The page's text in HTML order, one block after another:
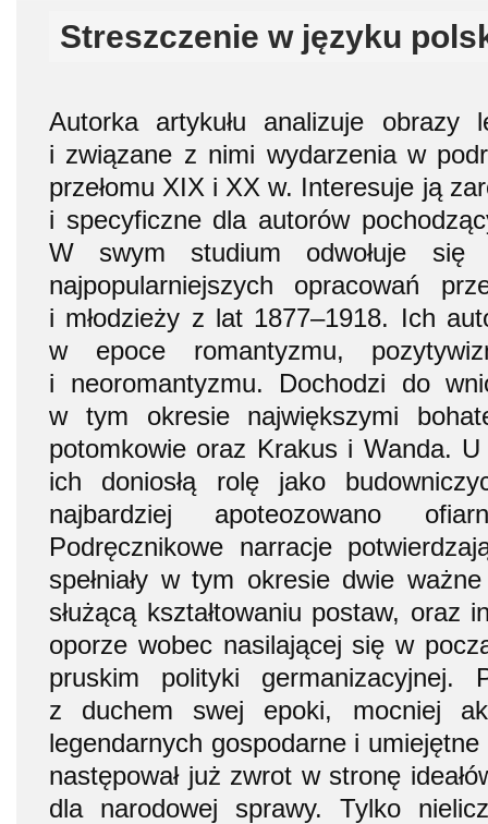
Streszczenie w języku
Autorka artykułu analizuje obrazy
i związane z nimi wydarzenia w
przełomu XIX i XX w. Interesuje ją
i specyficzne dla autorów
W swym studium odwołuje się
najpopularniejszych opracowań
i młodzieży z lat 1877–1918. Ich
w epoce romantyzmu,
i neoromantyzmu. Dochodzi do
w tym okresie największymi
potomkowie oraz Krakus i Wanda.
ich doniosłą rolę jako
najbardziej apoteozowano
Podręcznikowe narracje
spełniały w tym okresie dwie
służącą kształtowaniu postaw, oraz
oporze wobec nasilającej się w
pruskim polityki germanizacyjnej.
z duchem swej epoki, mocniej
legendarnych gospodarne i
następował już zwrot w stronę
dla narodowej sprawy. Tylko